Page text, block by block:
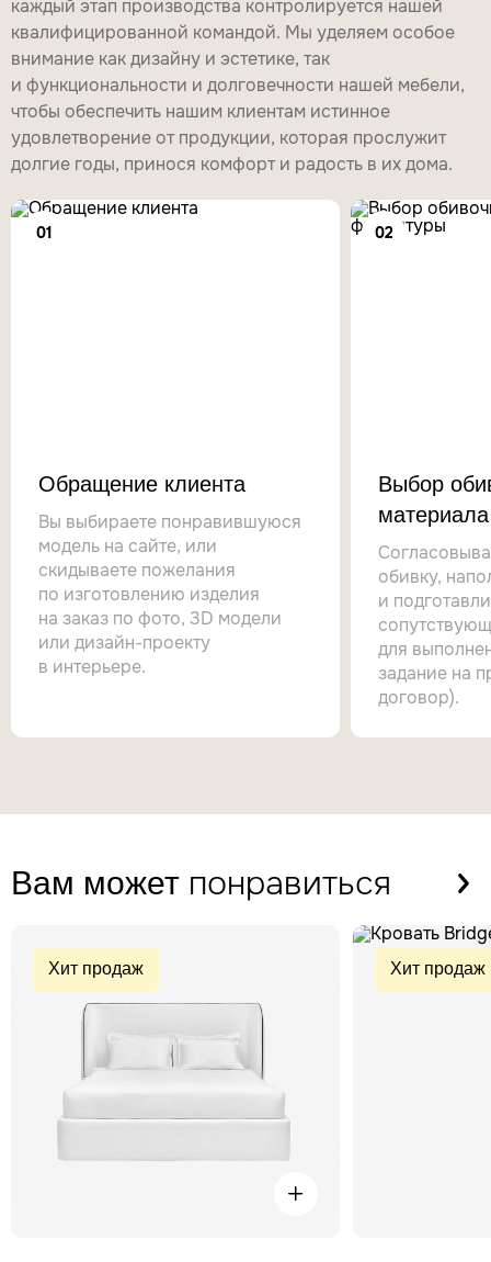
каждый этап производства контролируется нашей
квалифицированной командой. Мы уделяем особое
внимание как дизайну и эстетике, так
и функциональности и долговечности нашей мебели,
чтобы обеспечить нашим клиентам истинное
удовлетворение от продукции, которая прослужит
долгие годы, принося комфорт и радость в их дома.
01
Обращение клиента
Вы выбираете понравившуюся
модель на сайте, или
скидываете пожелания
по изготовлению изделия
на заказ по фото, 3D модели
или дизайн-проекту
в интерьере.
02
Выбор
обивку,
и
для
задание на
договор).
Вам может понравиться
Хит продаж Хит продаж